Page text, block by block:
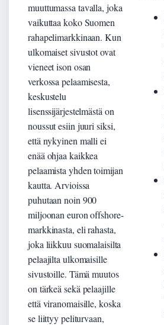
muuttumassa tavalla, joka
vaikuttaa koko Suomen
rahapelimarkkinaan. Kun
ulkomaiset sivustot ovat
vieneet ison osan
verkossa pelaamisesta,
keskustelu
lisenssijärjestelmästä on
noussut esiin juuri siksi,
että nykyinen malli ei
enää ohjaa kaikkea
pelaamista yhden toimijan
kautta. Arvioissa
puhutaan noin 900
miljoonan euron offshore-
markkinasta, eli rahasta,
joka liikkuu suomalaisilta
pelaajilta ulkomaisille
sivustoille. Tämä muutos
on tärkeä sekä pelaajille
että viranomaisille, koska
se liittyy peliturvaan,